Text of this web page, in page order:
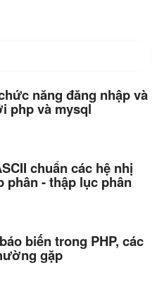
năng đăng nhập và
php và mysql
chuẩn các hệ nhị
phân - thập lục phân
biến trong PHP, các
gặp